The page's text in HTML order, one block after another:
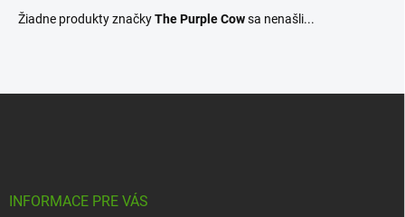
Žiadne produkty značkyThe Purple Cowsa nenašli...
INFORMACE PRE VÁS